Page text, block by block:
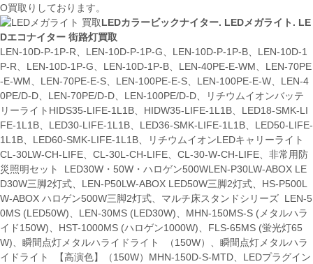
O買取りしております。
LEDカラービックナイター. LEDメガライト. LE
Dエコナイター 街路灯買取
LEN-10D-P-1P-R、LEN-10D-P-1P-G、LEN-10D-P-1P-B、LEN-10D-1
P-R、LEN-10D-1P-G、LEN-10D-1P-B、LEN-40PE-E-WM、LEN-70PE
-E-WM、LEN-70PE-E-S、LEN-100PE-E-S、LEN-100PE-E-W、LEN-4
0PE/D-D、LEN-70PE/D-D、LEN-100PE/D-D、リチウムイオンバッテ
リーライトHIDS35-LIFE-1L1B、HIDW35-LIFE-1L1B、LED18-SMK-LI
FE-1L1B、LED30-LIFE-1L1B、LED36-SMK-LIFE-1L1B、LED50-LIFE-
1L1B、LED60-SMK-LIFE-1L1B、リチウムイオンLEDキャリーライト
CL-30LW-CH-LIFE、CL-30L-CH-LIFE、CL-30-W-CH-LIFE、非常用防
災照明セット LED30W・50W・ハロゲン500WLEN-P30LW-ABOX LE
D30W三脚2灯式、LEN-P50LW-ABOX LED50W三脚2灯式、HS-P500L
W-ABOX ハロゲン500W三脚2灯式、マルチ床スタンドシリーズ LEN-5
0MS (LED50W)、LEN-30MS (LED30W)、MHN-150MS-S (メタルハラ
イド150W)、HST-1000MS (ハロゲン1000W)、FLS-65MS (蛍光灯65
W)、瞬間点灯メタルハライドライト （150W）、瞬間点灯メタルハラ
イドライト 【高演色】（150W）MHN-150D-S-MTD、LEDプラグイン